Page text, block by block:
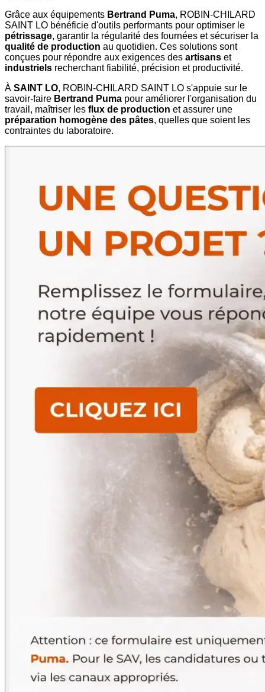
Grâce aux équipements Bertrand Puma, ROBIN-CHILARD
SAINT LO bénéficie d'outils performants pour optimiser le
pétrissage, garantir la régularité des fournées et sécuriser la
qualité de production au quotidien. Ces solutions sont
conçues pour répondre aux exigences des artisans et
industriels recherchant fiabilité, précision et productivité.
À SAINT LO, ROBIN-CHILARD SAINT LO s'appuie sur le
savoir-faire Bertrand Puma pour améliorer l'organisation du
travail, maîtriser les flux de production et assurer une
préparation homogène des pâtes, quelles que soient les
contraintes du laboratoire.